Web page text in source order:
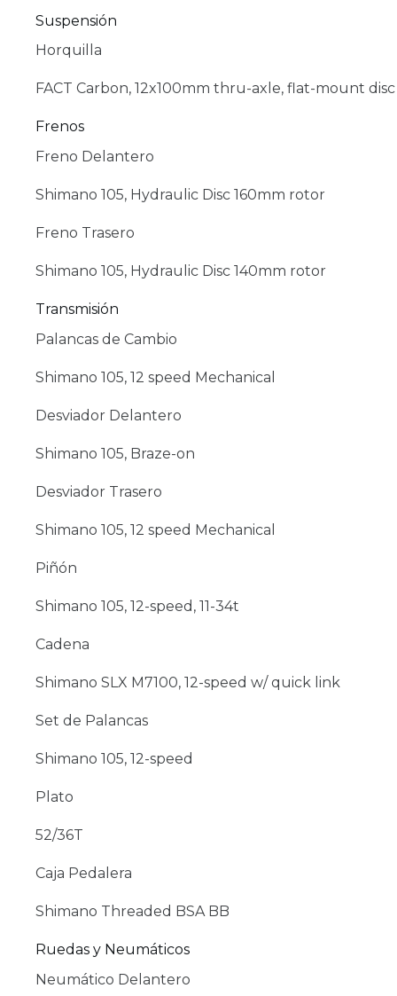
Suspensión
Horquilla
FACT Carbon, 12x100mm thru-axle, flat-mount disc
Frenos
Freno Delantero
Shimano 105, Hydraulic Disc 160mm rotor
Freno Trasero
Shimano 105, Hydraulic Disc 140mm rotor
Transmisión
Palancas de Cambio
Shimano 105, 12 speed Mechanical
Desviador Delantero
Shimano 105, Braze-on
Desviador Trasero
Shimano 105, 12 speed Mechanical
Piñón
Shimano 105, 12-speed, 11-34t
Cadena
Shimano SLX M7100, 12-speed w/ quick link
Set de Palancas
Shimano 105, 12-speed
Plato
52/36T
Caja Pedalera
Shimano Threaded BSA BB
Ruedas y Neumáticos
Neumático Delantero